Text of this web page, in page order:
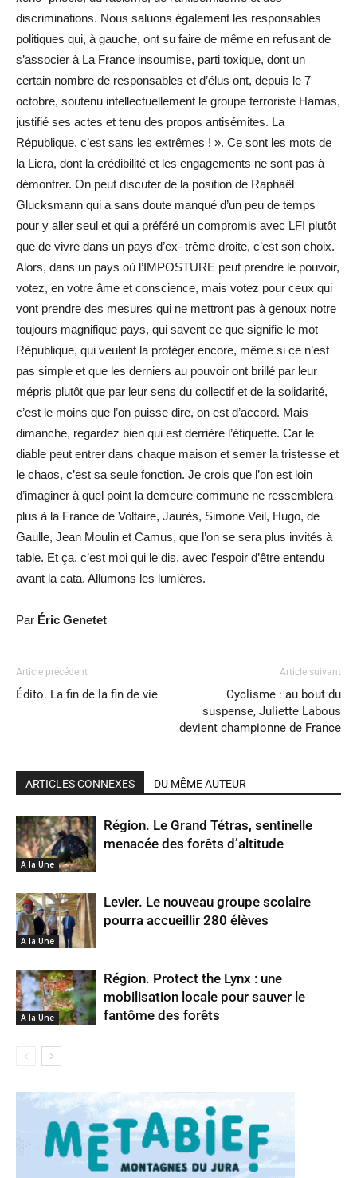
discriminations. Nous saluons également les responsables
politiques qui, à gauche, ont su faire de même en refusant de
s’associer à La France insoumise, parti toxique, dont un
certain nombre de responsables et d’élus ont, depuis le 7
octobre, soutenu intellectuellement le groupe terroriste Hamas,
justifié ses actes et tenu des propos antisémites. La
République, c’est sans les extrêmes ! ». Ce sont les mots de
la Licra, dont la crédibilité et les engagements ne sont pas à
démontrer. On peut discuter de la position de Raphaël
Glucksmann qui a sans doute manqué d’un peu de temps
pour y aller seul et qui a préféré un compromis avec LFI plutôt
que de vivre dans un pays d’ex- trême droite, c’est son choix.
Alors, dans un pays où l’IMPOSTURE peut prendre le pouvoir,
votez, en votre âme et conscience, mais votez pour ceux qui
vont prendre des mesures qui ne mettront pas à genoux notre
toujours magnifique pays, qui savent ce que signifie le mot
République, qui veulent la protéger encore, même si ce n’est
pas simple et que les derniers au pouvoir ont brillé par leur
mépris plutôt que par leur sens du collectif et de la solidarité,
c’est le moins que l’on puisse dire, on est d’accord. Mais
dimanche, regardez bien qui est derrière l’étiquette. Car le
diable peut entrer dans chaque maison et semer la tristesse et
le chaos, c’est sa seule fonction. Je crois que l’on est loin
d’imaginer à quel point la demeure commune ne ressemblera
plus à la France de Voltaire, Jaurès, Simone Veil, Hugo, de
Gaulle, Jean Moulin et Camus, que l’on se sera plus invités à
table. Et ça, c’est moi qui le dis, avec l’espoir d’être entendu
avant la cata. Allumons les lumières.
Par Éric Genetet
Article précédent
Édito. La fin de la fin de vie
Article suivant
Cyclisme : au bout du
suspense, Juliette Labous
devient championne de France
ARTICLES CONNEXES DU MÊME AUTEUR
A la Une
Région. Le Grand Tétras, sentinelle
menacée des forêts d’altitude
A la Une
Levier. Le nouveau groupe scolaire
pourra accueillir 280 élèves
A la Une
Région. Protect the Lynx : une
mobilisation locale pour sauver le
fantôme des forêts